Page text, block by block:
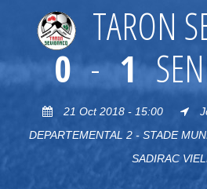
TARON
0 - 1
21 Oct 2018 - 15:00
DEPARTEMENTAL 2 - STADE
SADIRAC